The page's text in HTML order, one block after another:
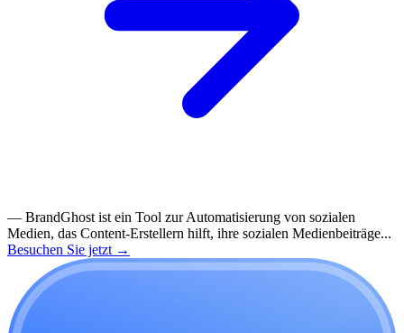
— BrandGhost ist ein Tool zur Automatisierung von sozialen
Medien, das Content-Erstellern hilft, ihre sozialen Medienbeiträge...
Besuchen Sie jetzt →